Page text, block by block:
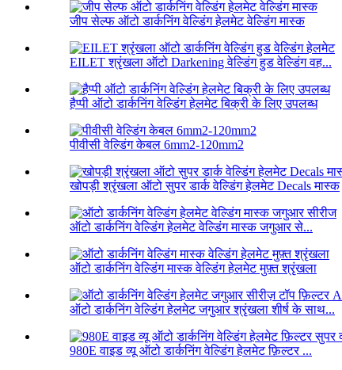
जीप सेल्फ ऑटो डार्कनिंग वेल्डिंग हेलमेट वेल्डिंग मास्क
EILET श्रृंखला ऑटो Darkening वेल्डिंग हुड वेल्डिंग वह...
हैप्पी ऑटो डार्कनिंग वेल्डिंग हेलमेट बिक्री के लिए उपलब्ध
पीवीसी वेल्डिंग केबल 6mm2-120mm2
खोपड़ी श्रृंखला ऑटो सुपर डार्क वेल्डिंग हेलमेट Decals मास्क
ऑटो डार्कनिंग वेल्डिंग हेलमेट वेल्डिंग मास्क जगुआर से...
ऑटो डार्कनिंग वेल्डिंग मास्क वेल्डिंग हेलमेट मुफ़्त श्रृंखला
ऑटो डार्कनिंग वेल्डिंग हेलमेट जगुआर श्रृंखला शीर्ष के साथ...
980E वाइड व्यू ऑटो डार्कनिंग वेल्डिंग हेलमेट फ़िल्टर ...